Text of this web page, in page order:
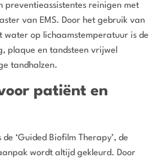
preventieassistentes reinigen met
van EMS. Door het gebruik van
water op lichaamstemperatuur is de
plaque en tandsteen vrijwel
tandhalzen.
patiënt en
‘Guided Biofilm Therapy’, de
wordt altijd gekleurd. Door